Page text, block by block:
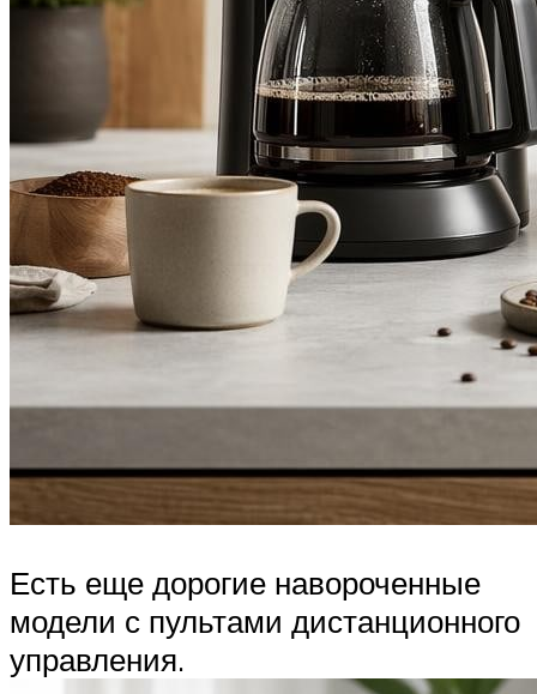
Есть еще дорогие навороченные
модели с пультами дистанционного
управления.